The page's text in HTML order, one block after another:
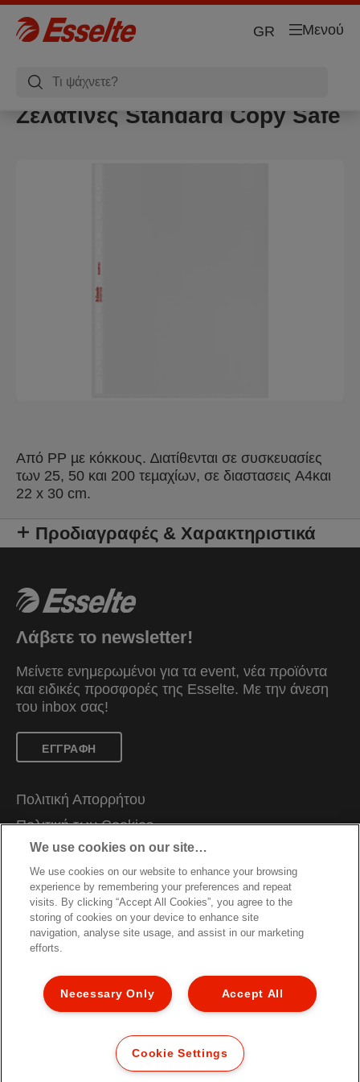
Μενού
GR
Zελατίνες Standard Copy Safe
Aπό PP µε κόκκους. ∆ιατίθενται σε συσκευασίες
των 25, 50 και 200 τεµαχίων, σε διαστασεις A4και
22 x 30 cm.
Προδιαγραφές & Χαρακτηριστικά
Λάβετε το newsletter!
Μείνετε ενημερωμένοι για τα event, νέα προϊόντα
και ειδικές προσφορές της Esselte. Mε την άνεση
του inbox σας!
ΕΓΓΡΑΦΗ
Πολιτική Απορρήτου
Πολιτική των Cookies
Νομική Ειδοποίηση
Impressum
Διαχείριση Των Δεδομένων Μου
Οδηγίες Ανακύκλωσης Συσκευασιών
Συνθήκες Eγγύησης
Δηλώσεις συμμόρφωσης
Χαρτής Ιστοσελίδας
©2026 ACCO Brands. Τηλ. +30 6944657122
We use cookies on our site…
We use cookies on our website to enhance your browsing
experience by remembering your preferences and repeat
visits. By clicking “Accept All Cookies”, you agree to the
storing of cookies on your device to enhance site
navigation, analyse site usage, and assist in our marketing
efforts.
Accept All
Necessary Only
Cookie Settings